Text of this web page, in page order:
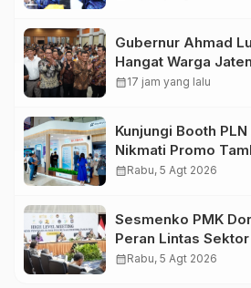
Gubernur Ahmad
Hangat Warga
Mana Bumi Dipijak,
calendar_month17 jam yang lalu
Kunjungi Booth
Nikmati Promo
Persen
calendar_monthRabu, 5 Agt 2026
Sesmenko PMK
Peran Lintas
Penurunan Stunting
calendar_monthRabu, 5 Agt 2026